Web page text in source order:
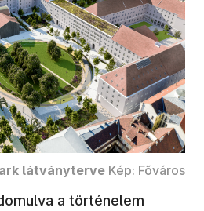
látványterve Kép: Főváros
a történelem